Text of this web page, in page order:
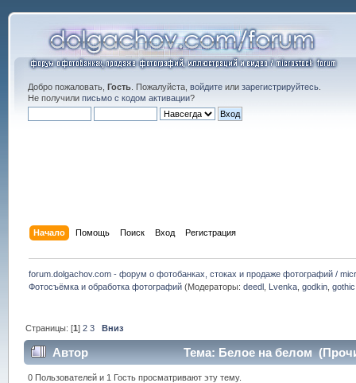
Добро пожаловать, Гость. Пожалуйста, войдитеили зарегистрируйтесь.
Не получили письмо с кодом активации?
Начало Помощь Поиск Вход Регистрация
forum.dolgachov.com - форум о фотобанках, стоках и продаже фотографий /
Фотосъёмка и обработка фотографий (Модераторы:deedl Lvenka ,godkin ,gothic
Страницы: [1]2 3 Вниз
Автор Тема: Белое на белом
0 Пользователей и 1 Гость просматривают эту тему.